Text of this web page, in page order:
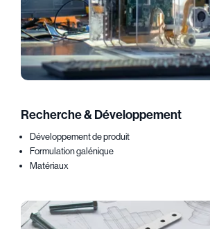
Recherche & Développement
Développement de produit
Formulation galénique
Matériaux